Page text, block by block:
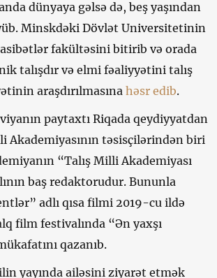
dünyaya gəlsə də, beş yaşından
Minskdəki Dövlət Universitetinin
fakültəsini bitirib və orada
talışdır və elmi fəaliyyətini talış
araşdırılmasına həsr edib.
paytaxtı Riqada qeydiyyatdan
Akademiyasının təsisçilərindən biri
“Talış Milli Akademiyası
baş redaktorudur. Bununla
adlı qısa filmi 2019-cu ildə
film festivalında “Ən yaxşı
qazanıb.
yayında ailəsini ziyarət etmək